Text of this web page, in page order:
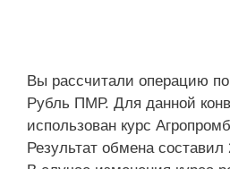
Вы рассчитали операцию
Рубль ПМР. Для данной
использован курс
Результат обмена